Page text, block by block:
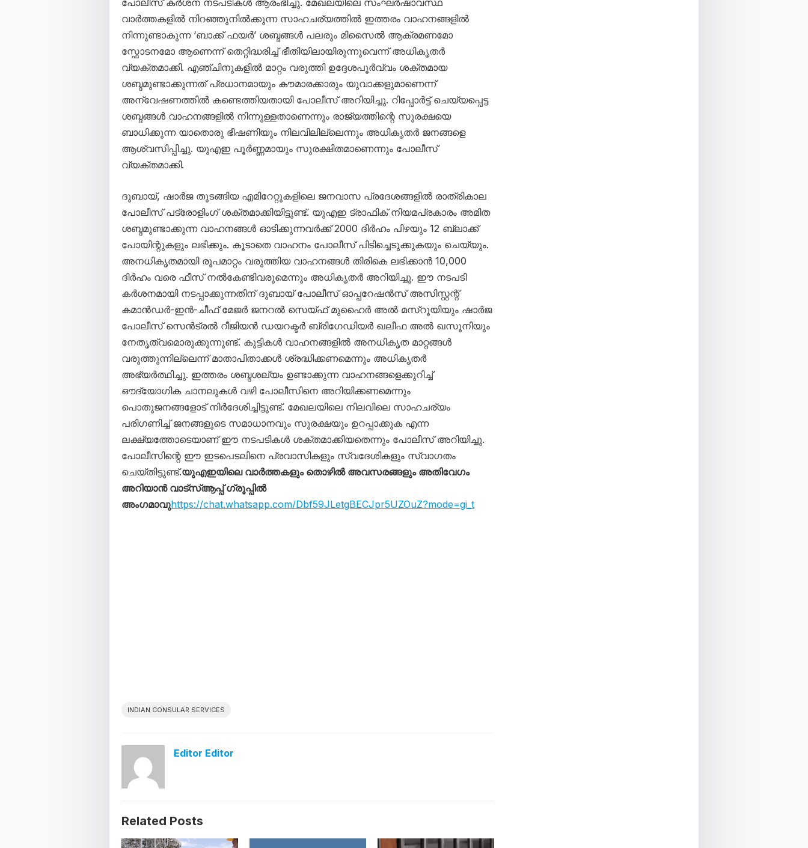
വാർത്തകളിൽ നിറഞ്ഞുനിൽക്കുന്ന സാഹചര്യത്തിൽ ഇത്തരം വാഹനങ്ങളിൽ
നിന്നുണ്ടാകുന്ന ‘ബാക്ക് ഫയർ’ ശബ്ദങ്ങൾ പലരും മിസൈൽ ആക്രമണമോ
സ്ഫോടനമോ ആണെന്ന് തെറ്റിദ്ധരിച്ച് ഭീതിയിലായിരുന്നുവെന്ന് അധികൃതർ
വ്യക്തമാക്കി. എഞ്ചിനുകളിൽ മാറ്റം വരുത്തി ഉദ്ദേശപൂർവ്വം ശക്തമായ
ശബ്ദമുണ്ടാക്കുന്നത് പ്രധാനമായും കൗമാരക്കാരും യുവാക്കളുമാണെന്ന്
അന്വേഷണത്തിൽ കണ്ടെത്തിയതായി പോലീസ് അറിയിച്ചു. റിപ്പോർട്ട് ചെയ്യപ്പെട്ട
ശബ്ദങ്ങൾ വാഹനങ്ങളിൽ നിന്നുള്ളതാണെന്നും രാജ്യത്തിന്റെ സുരക്ഷയെ
ബാധിക്കുന്ന യാതൊരു ഭീഷണിയും നിലവിലില്ലെന്നും അധികൃതർ ജനങ്ങളെ
ആശ്വസിപ്പിച്ചു. യുഎഇ പൂർണ്ണമായും സുരക്ഷിതമാണെന്നും പോലീസ്
വ്യക്തമാക്കി.
ദുബായ്, ഷാർജ തുടങ്ങിയ എമിറേറ്റുകളിലെ ജനവാസ പ്രദേശങ്ങളിൽ രാത്രികാല
പോലീസ് പട്രോളിംഗ് ശക്തമാക്കിയിട്ടുണ്ട്. യുഎഇ ട്രാഫിക് നിയമപ്രകാരം അമിത
ശബ്ദമുണ്ടാക്കുന്ന വാഹനങ്ങൾ ഓടിക്കുന്നവർക്ക് 2000 ദിർഹം പിഴയും 12 ബ്ലാക്ക്
പോയിന്റുകളും ലഭിക്കും. കൂടാതെ വാഹനം പോലീസ് പിടിച്ചെടുക്കുകയും ചെയ്യും.
അനധികൃതമായി രൂപമാറ്റം വരുത്തിയ വാഹനങ്ങൾ തിരികെ ലഭിക്കാൻ 10,000
ദിർഹം വരെ ഫീസ് നൽകേണ്ടിവരുമെന്നും അധികൃതർ അറിയിച്ചു. ഈ നടപടി
കർശനമായി നടപ്പാക്കുന്നതിന് ദുബായ് പോലീസ് ഓപ്പറേഷൻസ് അസിസ്റ്റന്റ്
കമാൻഡർ-ഇൻ-ചീഫ് മേജർ ജനറൽ സെയ്ഫ് മുഹൈർ അൽ മസ്‌റൂയിയും ഷാർജ
പോലീസ് സെൻട്രൽ റീജിയൻ ഡയറക്ടർ ബ്രിഗേഡിയർ ഖലീഫ അൽ ഖസൂനിയും
നേതൃത്വമൊരുക്കുന്നുണ്ട്. കുട്ടികൾ വാഹനങ്ങളിൽ അനധികൃത മാറ്റങ്ങൾ
വരുത്തുന്നില്ലെന്ന് മാതാപിതാക്കൾ ശ്രദ്ധിക്കണമെന്നും അധികൃതർ
അഭ്യർത്ഥിച്ചു. ഇത്തരം ശബ്ദശല്യം ഉണ്ടാക്കുന്ന വാഹനങ്ങളെക്കുറിച്ച്
ഔദ്യോഗിക ചാനലുകൾ വഴി പോലീസിനെ അറിയിക്കണമെന്നും
പൊതുജനങ്ങളോട് നിർദേശിച്ചിട്ടുണ്ട്. മേഖലയിലെ നിലവിലെ സാഹചര്യം
പരിഗണിച്ച് ജനങ്ങളുടെ സമാധാനവും സുരക്ഷയും ഉറപ്പാക്കുക എന്ന
ലക്ഷ്യത്തോടെയാണ് ഈ നടപടികൾ ശക്തമാക്കിയതെന്നും പോലീസ് അറിയിച്ചു.
പോലീസിന്റെ ഈ ഇടപെടലിനെ പ്രവാസികളും സ്വദേശികളും സ്വാഗതം
ചെയ്തിട്ടുണ്ട്.യുഎഇയിലെ വാർത്തകളും തൊഴിൽ അവസരങ്ങളും അതിവേഗം
അറിയാൻ വാട്സ്ആപ്പ് ഗ്രൂപ്പിൽ
അംഗമാവുhttps://chat.whatsapp.com/Dbf59JLetgBECJpr5UZOuZ?mode=gi_t
INDIAN CONSULAR SERVICES
Editor Editor
Related Posts